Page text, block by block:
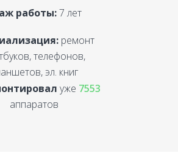
работы:7 лет
ремонт
телефонов,
эл. книг
уже 7553
аппаратов